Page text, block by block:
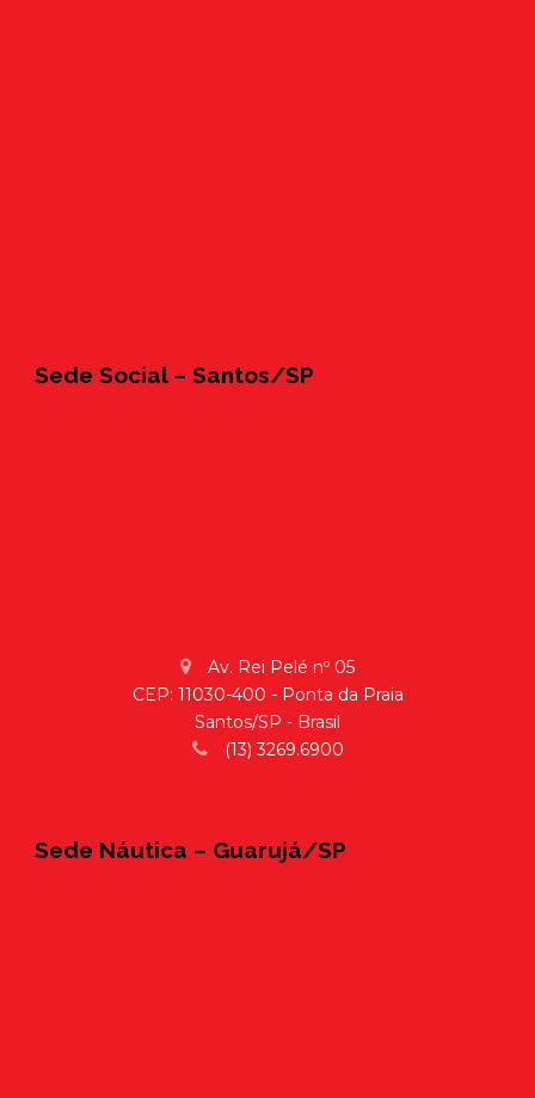
Sede Social – Santos/SP
Av. Rei Pelé nº 05
CEP: 11030-400 - Ponta da Praia
Santos/SP - Brasil
(13) 3269.6900
Sede Náutica – Guarujá/SP